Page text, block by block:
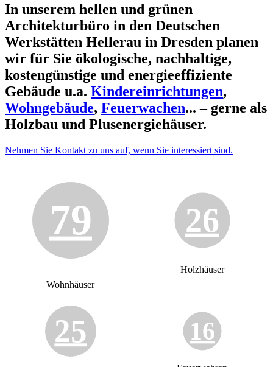
In unserem hellen und grünen
Architekturbüro in den Deutschen
Werkstätten Hellerau in Dresden planen
wir für Sie ökologische, nachhaltige,
kostengünstige und energieeffiziente
Gebäude u.a. Kindereinrichtungen,
Wohngebäude, Feuerwachen... – gerne als
Holzbau und Plusenergiehäuser.
Nehmen Sie Kontakt zu uns auf, wenn Sie interessiert sind.
79
Wohnhäuser
26
Holzhäuser
25 16